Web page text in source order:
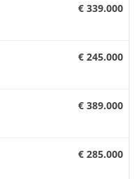
€ 339.000
€ 245.000
€ 389.000
€ 285.000